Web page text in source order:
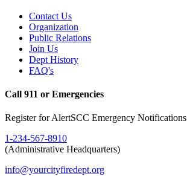
Contact Us
Organization
Public Relations
Join Us
Dept History
FAQ's
Call 911 or Emergencies
Register for AlertSCC Emergency Notifications
1-234-567-8910
(Administrative Headquarters)
info@yourcityfiredept.org